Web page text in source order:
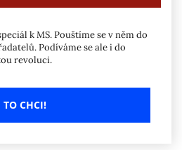
k MS. Pouštíme se v něm do
Podíváme se ale i do
revoluci.
TO CHCI!